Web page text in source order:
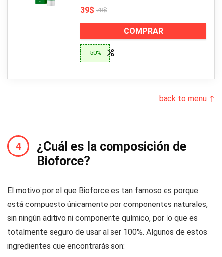
39$ 78$
COMPRAR
-50%
back to menu ↑
¿Cuál es la composición de
Bioforce?
El motivo por el que Bioforce es tan famoso es porque
está compuesto únicamente por componentes naturales,
sin ningún aditivo ni componente químico, por lo que es
totalmente seguro de usar al ser 100%. Algunos de estos
ingredientes que encontrarás son: